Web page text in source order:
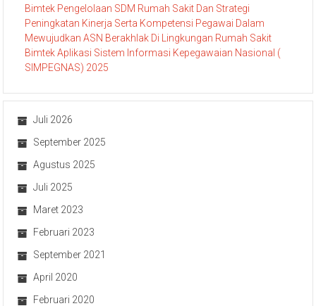
Bimtek Pengelolaan SDM Rumah Sakit Dan Strategi
Peningkatan Kinerja Serta Kompetensi Pegawai Dalam
Mewujudkan ASN Berakhlak Di Lingkungan Rumah Sakit
Bimtek Aplikasi Sistem Informasi Kepegawaian Nasional (
SIMPEGNAS) 2025
Juli 2026
September 2025
Agustus 2025
Juli 2025
Maret 2023
Februari 2023
September 2021
April 2020
Februari 2020